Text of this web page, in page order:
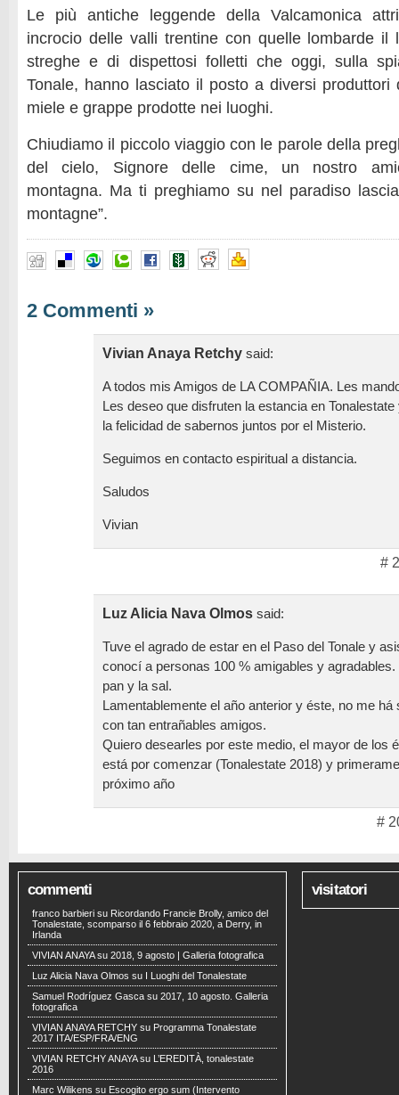
Le più antiche leggende della Valcamonica
incrocio delle valli trentine con quelle lombarde il
streghe e di dispettosi folletti che oggi, sulla
Tonale, hanno lasciato il posto a diversi produttori
miele e grappe prodotte nei luoghi.
Chiudiamo il piccolo viaggio con le parole della
del cielo, Signore delle cime, un nostro
montagna. Ma ti preghiamo su nel paradiso
montagne”.
2 Commenti »
Vivian Anaya Retchy said:
A todos mis Amigos de LA COMPAÑIA. Les
Les deseo que disfruten la estancia en
la felicidad de sabernos juntos por el Misterio.
Seguimos en contacto espiritual a distancia.
Saludos
Vivian
#
Luz Alicia Nava Olmos said:
Tuve el agrado de estar en el Paso del Tonale y
conocí a personas 100 % amigables y
pan y la sal.
Lamentablemente el año anterior y éste, no me há
con tan entrañables amigos.
Quiero desearles por este medio, el mayor de los
está por comenzar (Tonalestate 2018) y
próximo año
#
commenti
franco barbieri su Ricordando Francie Brolly, amico del
Tonalestate, scomparso il 6 febbraio 2020, a Derry, in
Irlanda
VIVIAN ANAYAsu 2018, 9 agosto | Galleria fotografica
Luz Alicia Nava Olmos su I Luoghi del Tonalestate
Samuel Rodríguez Gasca su 2017, 10 agosto. Galleria
fotografica
VIVIAN ANAYA RETCHY su Programma Tonalestate
2017 ITA/ESP/FRA/ENG
VIVIAN RETCHY ANAYAsu L’EREDITÀ, tonalestate
2016
Marc Wilikens su Escogito ergo sum (Intervento
visitatori